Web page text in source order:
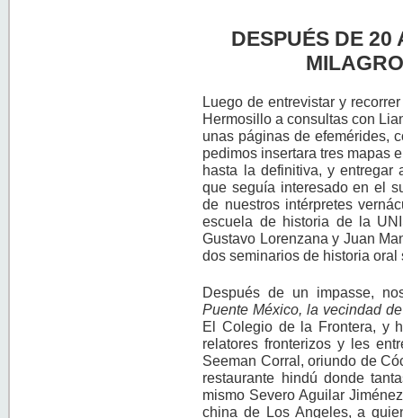
DESPUÉS DE 20
Luego de entrevistar y
Hermosillo a consultas con
unas páginas de efemérides,
pedimos insertara tres mapas
hasta la definitiva, y entregar
que seguía interesado en el
de nuestros intérpretes
escuela de historia de la
Gustavo Lorenzana y Juan
dos seminarios de historia
Después de un impasse,
Puente México, la vecindad
El Colegio de la Frontera, y
relatores fronterizos y les
Seeman Corral, oriundo de
restaurante hindú donde
mismo Severo Aguilar
china de Los Angeles, a